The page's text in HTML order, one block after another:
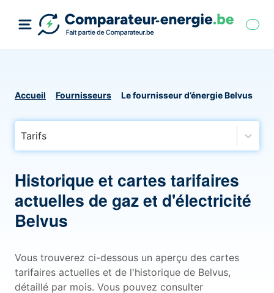
Accueil Fournisseurs Le fournisseur d’énergie Belvus
Tarifs
Historique et cartes tarifaires
actuelles de gaz et d'électricité
Belvus
Vous trouverez ci-dessous un aperçu des cartes
tarifaires actuelles et de l'historique de Belvus,
détaillé par mois. Vous pouvez consulter